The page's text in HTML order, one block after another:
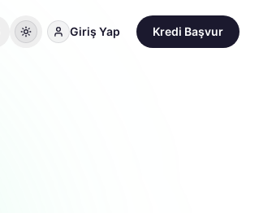
Giriş Yap Kredi Başvur